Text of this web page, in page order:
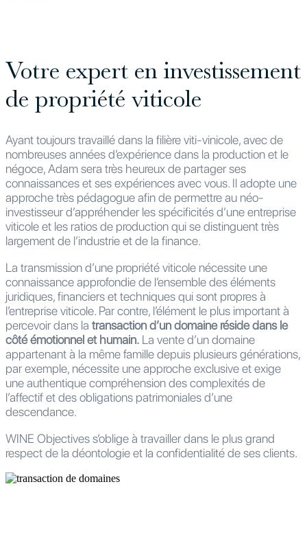
Votre expert en investissement
de propriété viticole
Ayant toujours travaillé dans la filière viti-vinicole, avec de
nombreuses années d’expérience dans la production et le
négoce, Adam sera très heureux de partager ses
connaissances et ses expériences avec vous. Il adopte une
approche très pédagogue afin de permettre au néo-
investisseur d’appréhender les spécificités d’une entreprise
viticole et les ratios de production qui se distinguent très
largement de l’industrie et de la finance.
La transmission d’une propriété viticole nécessite une
connaissance approfondie de l’ensemble des éléments
juridiques, financiers et techniques qui sont propres à
l’entreprise viticole. Par contre, l’élément le plus important à
percevoir dans la transaction d’un domaine réside dans le
côté émotionnel et humain. La vente d’un domaine
appartenant à la même famille depuis plusieurs générations,
par exemple, nécessite une approche exclusive et exige
une authentique compréhension des complexités de
l’affectif et des obligations patrimoniales d’une
descendance.
WINE Objectives s’oblige à travailler dans le plus grand
respect de la déontologie et la confidentialité de ses clients.